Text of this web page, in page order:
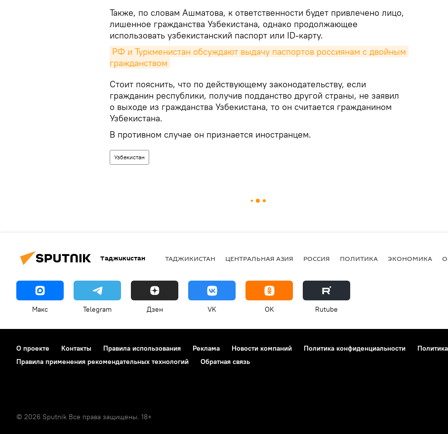
Также, по словам Ашматова, к ответственности будет привлечено лицо,
лишенное гражданства Узбекистана, однако продолжающее
использовать узбекистанский паспорт или ID-карту.
РФ и Туркменистан обсуждают выдачу паспортов россиянам с двойным
гражданством
Стоит пояснить, что по действующему законодательству, если
гражданин республики, получив подданство другой страны, не заявил
о выходе из гражданства Узбекистана, то он считается гражданином
Узбекистана.
В противном случае он признается иностранцем.
Узбекистан
Таджикистан ТАДЖИКИСТАН ЦЕНТРАЛЬНАЯ АЗИЯ РОССИЯ ПОЛИТИКА ЭКОНОМИКА
Макс Telegram Дзен VK OK Rutube
О проекте Контакты Правила использования Реклама Новости компаний Политика конфиденциальности
Правила применения рекомендательных технологий
Обратная связь
© 2026 Sputnik Все права защищены. 18+